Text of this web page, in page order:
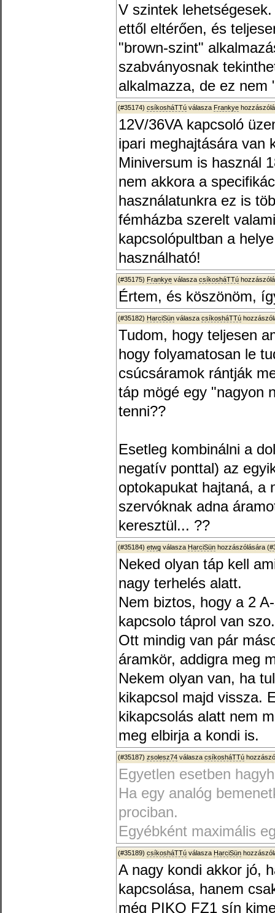
V szintek
ettől eltérően, és
"brown-szint"
szabványosnak
alkalmazza, de ez nem
(#35174) csíkosháTTú válasza Frankye
12V/36VA kapcsoló
ipari meghajtására van
Miniversum is használ
nem akkora a
használatunkra ez is
fémházba szerelt
kapcsolópultban a
használható!
(#35175) Frankye válasza csíkosháTTú
Értem, és köszönöm,
(#35182) HarciSün válasza csíkosháTTú
Tudom, hogy teljesen
hogy folyamatosan le
csúcsáramok rántják
táp mögé egy "nagyon
tenni??
Esetleg kombinálni a
negatív ponttal) az
optokapukat hajtaná, a
szervóknak adna
keresztül... ??
(#35184) etwg válasza HarciSün hozzászólására (
Neked olyan táp kell
nagy terhelés alatt.
Nem biztos, hogy a 2
kapcsolo táprol van szo.
Ott mindig van pár
áramkör, addigra meg
Nekem olyan van, ha
kikapcsol majd vissza.
kikapcsolás alatt nem
meg elbirja a kondi is.
(#35187) zsolesz74 válasza csíkosháTTú
Egyetlen esetben
Ha egy analóg
prociban.
Egyébként maximális
(#35189) csíkosháTTú válasza HarciSün
A nagy kondi akkor jó,
kapcsolása, hanem
még PIKO FZ1 sín